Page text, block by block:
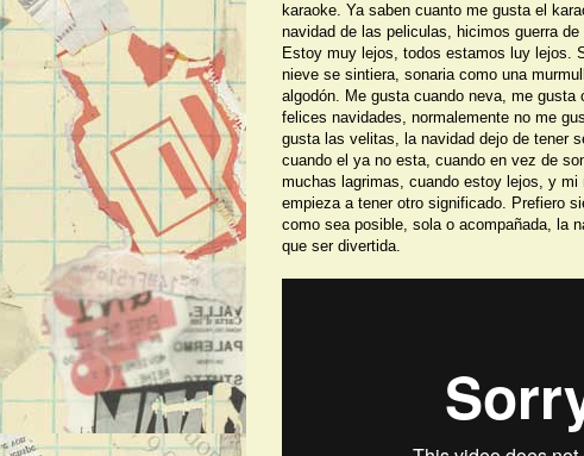
karaoke. Ya saben cuanto me gusta el
navidad de las peliculas, hicimos guerra
Estoy muy lejos, todos estamos luy lejos.
nieve se sintiera, sonaria como una
algodón. Me gusta cuando neva, me
felices navidades, normalemente no me
gusta las velitas, la navidad dejo de tener
cuando el ya no esta, cuando en vez de
muchas lagrimas, cuando estoy lejos, y
empieza a tener otro significado. Prefiero
como sea posible, sola o acompañada, la
que ser divertida.